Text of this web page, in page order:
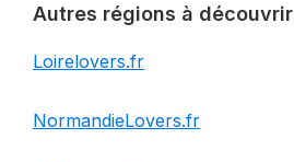
Autres régions à découvrir
Loirelovers.fr
NormandieLovers.fr